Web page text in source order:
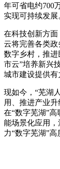
年可省电约700
实现可持续发展
在科技创新方面
云将完善各类
数字乡村，推
市云”培养新兴
城市建设提供有
现如今，“芜湖
用、推进产业
在“数字芜湖”
能场景化应用
力“数字芜湖”高